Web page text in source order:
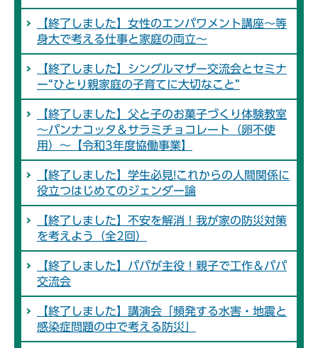
【終了しました】女性のエンパワメント講座～等
身大で考える仕事と家庭の両立～
【終了しました】シングルマザー交流会とセミナ
ー“ひとり親家庭の子育てに大切なこと”
【終了しました】父と子のお菓子づくり体験教室
～パンナコッタ＆サラミチョコレート（卵不使
用）～【令和3年度協働事業】
【終了しました】学生必見!これからの人間関係に
役立つはじめてのジェンダー論
【終了しました】不安を解消！我が家の防災対策
を考えよう（全2回）
【終了しました】パパが主役！親子で工作＆パパ
交流会
【終了しました】講演会「頻発する水害・地震と
感染症問題の中で考える防災」